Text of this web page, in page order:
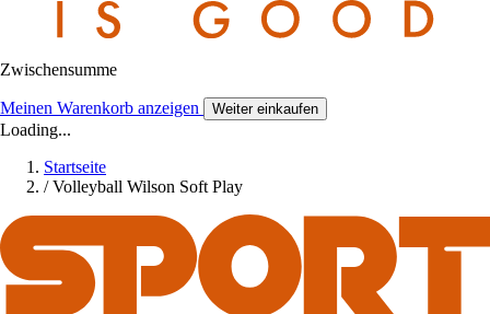
Zwischensumme
Meinen Warenkorb anzeigen Weiter einkaufen
Loading...
Startseite
/ Volleyball Wilson Soft Play